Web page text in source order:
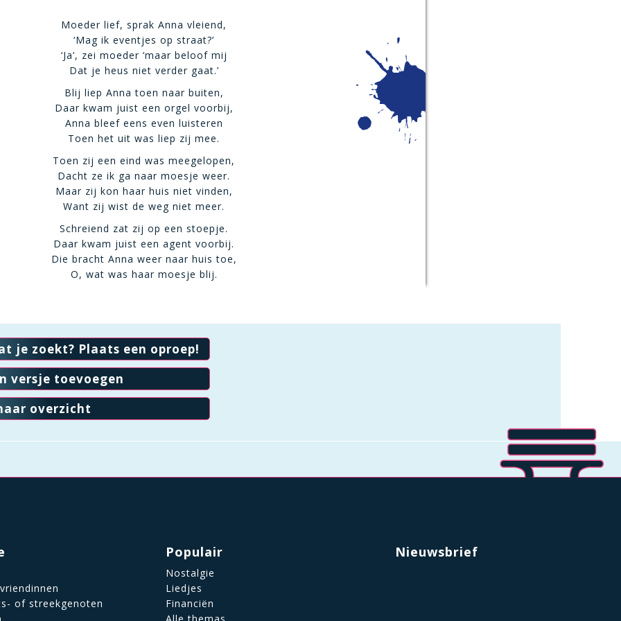
Moeder lief, sprak Anna vleiend,
‘Mag ik eventjes op straat?’
‘Ja’, zei moeder ‘maar beloof mij
Dat je heus niet verder gaat.’
Blij liep Anna toen naar buiten,
Daar kwam juist een orgel voorbij,
Anna bleef eens even luisteren
Toen het uit was liep zij mee.
Toen zij een eind was meegelopen,
Dacht ze ik ga naar moesje weer.
Maar zij kon haar huis niet vinden,
Want zij wist de weg niet meer.
Schreiend zat zij op een stoepje.
Daar kwam juist een agent voorbij.
Die bracht Anna weer naar huis toe,
O, wat was haar moesje blij.
je zoekt? Plaats een oproep!
versje toevoegen
overzicht
of streekgenoten
Populair
Nostalgie
Liedjes
Financiën
Nieuwsbrief